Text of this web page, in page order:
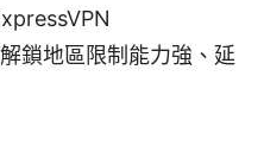
鎖地區限制能力強、延